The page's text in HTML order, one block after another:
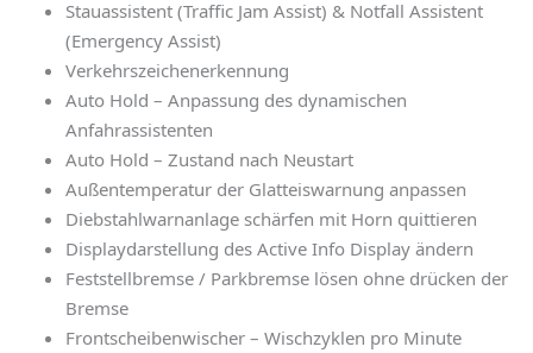
Stauassistent (Traffic Jam Assist) & Notfall Assistent
(Emergency Assist)
Verkehrszeichenerkennung
Auto Hold – Anpassung des dynamischen
Anfahrassistenten
Auto Hold – Zustand nach Neustart
Außentemperatur der Glatteiswarnung anpassen
Diebstahlwarnanlage schärfen mit Horn quittieren
Displaydarstellung des Active Info Display ändern
Feststellbremse / Parkbremse lösen ohne drücken der
Bremse
Frontscheibenwischer – Wischzyklen pro Minute